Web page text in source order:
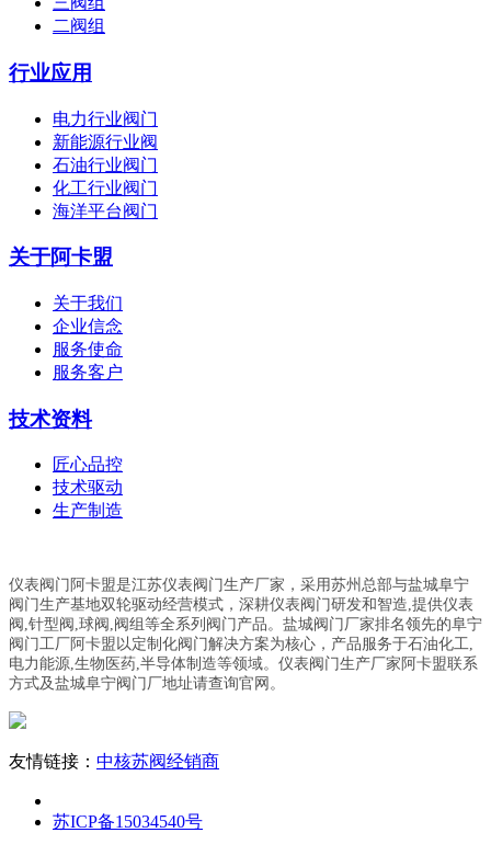
二阀组
行业应用
电力行业阀门
新能源行业阀
石油行业阀门
化工行业阀门
海洋平台阀门
关于阿卡盟
关于我们
企业信念
服务使命
服务客户
技术资料
匠心品控
技术驱动
生产制造
仪表阀门阿卡盟是江苏仪表阀门生产厂家，采用苏州总部与盐城阜宁
阀门生产基地双轮驱动经营模式，深耕仪表阀门研发和智造,提供仪表
阀,针型阀,球阀,阀组等全系列阀门产品。盐城阀门厂家排名领先的阜宁
阀门工厂阿卡盟以定制化阀门解决方案为核心，产品服务于石油化工,
电力能源,生物医药,半导体制造等领域。仪表阀门生产厂家阿卡盟联系
方式及盐城阜宁阀门厂地址请查询官网。
友情链接： 中核苏阀经销商
苏ICP备15034540号